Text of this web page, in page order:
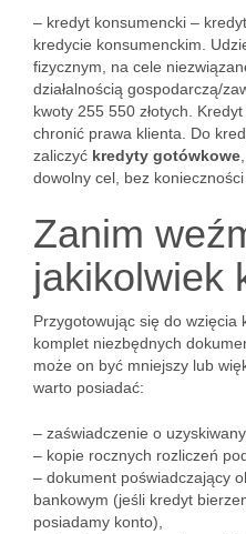
– kredyt konsumencki –
kredycie konsumenckim.
fizycznym, na cele
działalnością gospodarczą/
kwoty 255 550 złotych.
chronić prawa klienta. Do
zaliczyć kredyty gotówkowe
dowolny cel, bez
Zanim
jakikolwiek
Przygotowując się do wzięcia
komplet niezbędnych
może on być mniejszy lub
warto posiadać:
– zaświadczenie o
– kopie rocznych rozliczeń
– dokument poświadczający
bankowym (jeśli kredyt
posiadamy konto),